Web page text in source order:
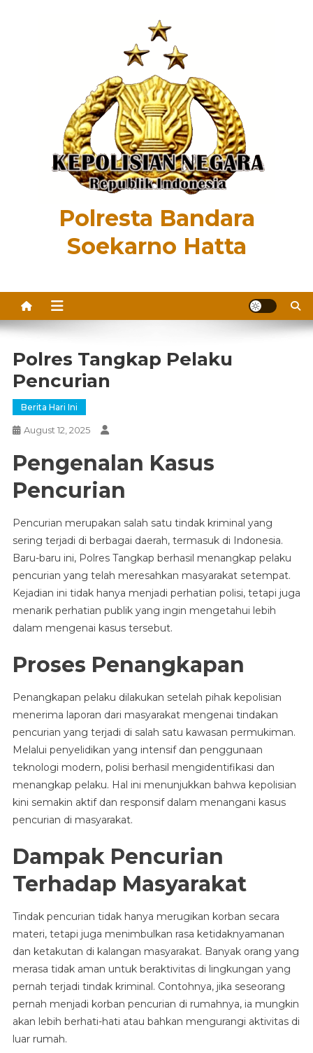
Polresta Bandara
Soekarno Hatta
Polres Tangkap Pelaku
Pencurian
Berita Hari Ini
August 12, 2025
Pengenalan Kasus
Pencurian
Pencurian merupakan salah satu tindak kriminal yang
sering terjadi di berbagai daerah, termasuk di Indonesia.
Baru-baru ini, Polres Tangkap berhasil menangkap pelaku
pencurian yang telah meresahkan masyarakat setempat.
Kejadian ini tidak hanya menjadi perhatian polisi, tetapi juga
menarik perhatian publik yang ingin mengetahui lebih
dalam mengenai kasus tersebut.
Proses Penangkapan
Penangkapan pelaku dilakukan setelah pihak kepolisian
menerima laporan dari masyarakat mengenai tindakan
pencurian yang terjadi di salah satu kawasan permukiman.
Melalui penyelidikan yang intensif dan penggunaan
teknologi modern, polisi berhasil mengidentifikasi dan
menangkap pelaku. Hal ini menunjukkan bahwa kepolisian
kini semakin aktif dan responsif dalam menangani kasus
pencurian di masyarakat.
Dampak Pencurian
Terhadap Masyarakat
Tindak pencurian tidak hanya merugikan korban secara
materi, tetapi juga menimbulkan rasa ketidaknyamanan
dan ketakutan di kalangan masyarakat. Banyak orang yang
merasa tidak aman untuk beraktivitas di lingkungan yang
pernah terjadi tindak kriminal. Contohnya, jika seseorang
pernah menjadi korban pencurian di rumahnya, ia mungkin
akan lebih berhati-hati atau bahkan mengurangi aktivitas di
luar rumah.